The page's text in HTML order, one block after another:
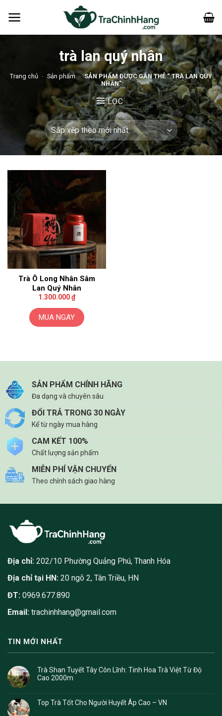
qua
trà lan quý nhân
Trang chủ - Sản phẩm - SẢN PHẨM ĐƯỢC GẮN THẺ “ TRÀ LAN QUÝ
NHÂN”
LỌC
Trà Ô Long Nhân Sâm
Lan Quý Nhân
1.300.000₫
MUA NGAY
SẢN PHẨM CHÍNH HÃNG
Đa dạng và chuyên sâu
ĐỔI TRẢ TRONG 30 NGÀY
Kể từ ngày mua hàng
CAM KẾT 100%
Chất lượng sản phẩm
MIỄN PHÍ VẬN CHUYỂN
Theo chính sách giao hàng
Địa chỉ: 202/10 Phường Quảng Phú, Thanh Hóa
Địa chỉ tại HN: 20 ngõ 2, Tân Triều, HN
ĐT: 0969.677.890
Email: trachinhhang@gmail.com
TIN MỚI NHẤT
Trà Shan Tuyết Tây Côn Lĩnh: Tinh Hoa Trà Việt Từ Độ
Cao 2000m
Top Trà Tốt Cho Người Huyết Áp Cao – VN